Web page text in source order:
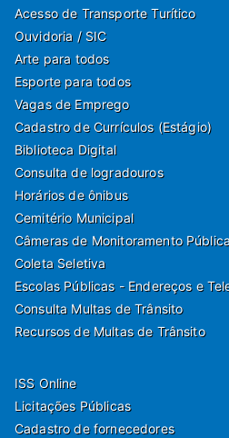
Acesso de Transporte Turítico
Ouvidoria / SIC
Arte para todos
Esporte para todos
Vagas de Emprego
Cadastro de Currículos (Estágio)
Biblioteca Digital
Consulta de logradouros
Horários de ônibus
Cemitério Municipal
Câmeras de Monitoramento
Coleta Seletiva
Escolas Públicas - Endereços e
Consulta Multas de Trânsito
Recursos de Multas de Trânsito
ISS Online
Licitações Públicas
Cadastro de fornecedores